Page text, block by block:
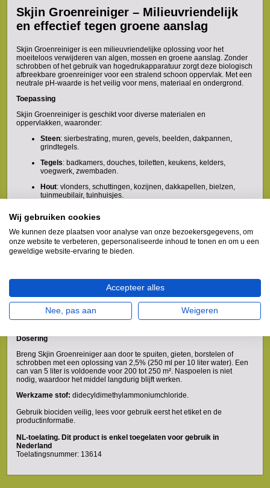
Skjin Groenreiniger – Milieuvriendelijk
en effectief tegen groene aanslag
Skjin Groenreiniger is een milieuvriendelijke oplossing voor het
moeiteloos verwijderen van algen, mossen en groene aanslag. Zonder
schrobben of het gebruik van hogedrukapparatuur zorgt deze biologisch
afbreekbare groenreiniger voor een stralend schoon oppervlak. Met een
neutrale pH-waarde is het veilig voor mens, materiaal en ondergrond.
Toepassing
Skjin Groenreiniger is geschikt voor diverse materialen en
oppervlakken, waaronder:
Steen: sierbestrating, muren, gevels, beelden, dakpannen,
grindtegels.
Tegels: badkamers, douches, toiletten, keukens, kelders,
voegwerk, zwembaden.
Hout: vlonders, schuttingen, kozijnen, dakkapellen, bielzen,
tuinmeubilair, tuinhuisjes.
damwand, caravans, kunstgras.
Natuursteen: monumenten, gevels, terrassen, grafzerken,
marmer, leisteen.
Gravel: ideaal voor tennisbanen en atletiekbanen.
Daarnaast werkt Skjin ook preventief en helpt het nieuwe aanslag te
Dosering
Breng Skjin Groenreiniger aan door te spuiten, gieten, borstelen of
schrobben met een oplossing van 2,5% (250 ml per 10 liter water). Een
can van 5 liter is voldoende voor 200 tot 250 m². Naspoelen is niet
nodig, waardoor het middel langdurig blijft werken.
Werkzame stof: didecyldimethylammoniumchloride.
Gebruik biociden veilig, lees voor gebruik eerst het etiket en de
productinformatie.
NL-toelating. Dit product is enkel toegelaten voor gebruik in
Nederland
Toelatingsnummer: 13614
Wij gebruiken cookies
We kunnen deze plaatsen voor analyse van onze bezoekersgegevens, om
onze website te verbeteren, gepersonaliseerde inhoud te tonen en om u een
geweldige website-ervaring te bieden.
Accepteer alles
Nee, pas aan Weigeren